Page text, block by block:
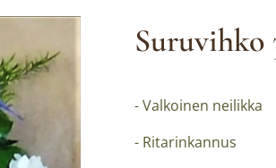
Suruvihko
- Valkoinen neilikka
- Ritarinkannus